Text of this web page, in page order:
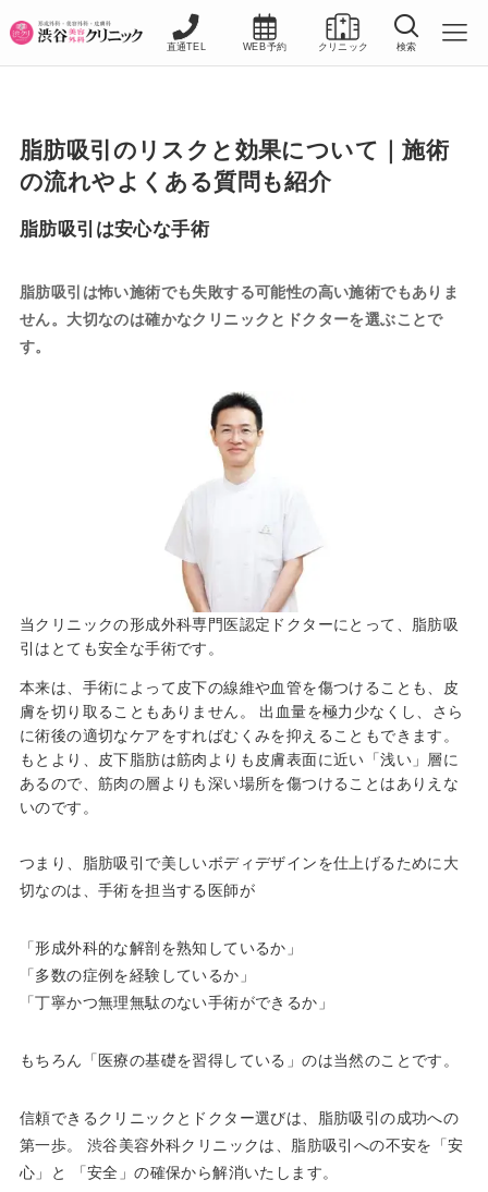
直通TEL WEB予約 クリニック 検索
脂肪吸引のリスクと効果について｜施術
の流れやよくある質問も紹介
脂肪吸引は安心な手術
脂肪吸引は怖い施術でも失敗する可能性の高い施術でもありま
せん。大切なのは確かなクリニックとドクターを選ぶことで
す。
当クリニックの形成外科専門医認定ドクターにとって、脂肪吸
引はとても安全な手術です。
本来は、手術によって皮下の線維や血管を傷つけることも、皮
膚を切り取ることもありません。 出血量を極力少なくし、さら
に術後の適切なケアをすればむくみを抑えることもできます。
もとより、皮下脂肪は筋肉よりも皮膚表面に近い「浅い」層に
あるので、筋肉の層よりも深い場所を傷つけることはありえな
いのです。
つまり、脂肪吸引で美しいボディデザインを仕上げるために大
切なのは、手術を担当する医師が
「形成外科的な解剖を熟知しているか」
「多数の症例を経験しているか」
「丁寧かつ無理無駄のない手術ができるか」
もちろん「医療の基礎を習得している」のは当然のことです。
信頼できるクリニックとドクター選びは、脂肪吸引の成功への
第一歩。 渋谷美容外科クリニックは、脂肪吸引への不安を「安
心」と 「安全」の確保から解消いたします。